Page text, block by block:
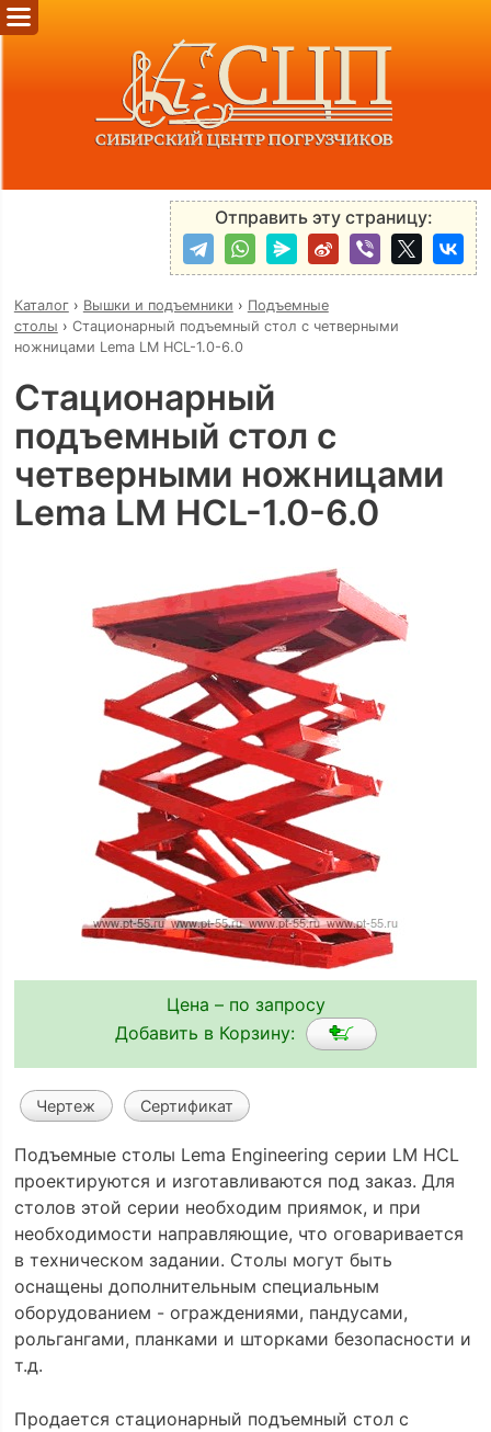
Отправить эту страницу:
Каталог› Вышки и подъемники › Подъемные
столы › Стационарный подъемный стол с четверными
ножницами Lema LM HCL-1.0-6.0
Стационарный
подъемный стол с
четверными ножницами
Lema LM HCL-1.0-6.0
Цена – по запросу
Добавить в Корзину:
Чертеж Сертификат
Подъемные столы Lema Engineering серии LM HCL
проектируются и изготавливаются под заказ. Для
столов этой серии необходим приямок, и при
необходимости направляющие, что оговаривается
в техническом задании. Столы могут быть
оснащены дополнительным специальным
оборудованием - ограждениями, пандусами,
рольгангами, планками и шторками безопасности и
т.д.
Продается стационарный подъемный стол с